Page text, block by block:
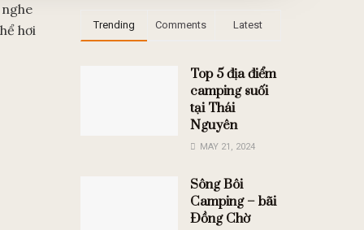
hơi
Trending Comments Latest
Top 5 địa điểm
camping suối
tại Thái
Nguyên
MAY 21, 2024
Sông Bôi
Camping – bãi
Đồng Chờ